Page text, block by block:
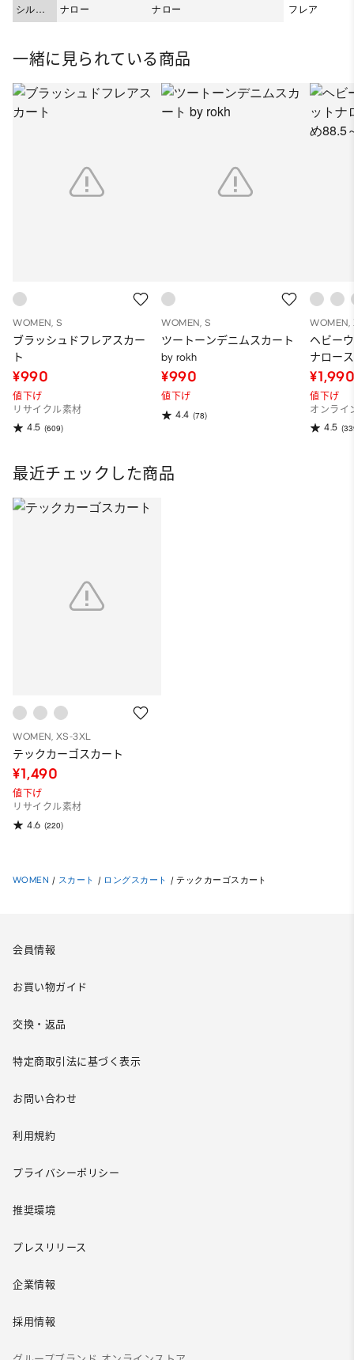
シルエ
ット
ナロー ナロー フレア
一緒に見られている商品
WOMEN, S
ブラッシュドフレアスカー
ト
¥990
値下げ
リサイクル素材
4.5 (609)
WOMEN, S
ツートーンデニムスカート
by rokh
¥990
値下げ
4.4 (78)
WOMEN,
ヘビー
ナロー
～
値下げ
オンライ
4.5
最近チェックした商品
WOMEN, XS-3XL
テックカーゴスカート
¥1,490
値下げ
リサイクル素材
4.6 (220)
WOMEN / スカート / ロングスカート / テックカーゴスカート
会員情報
お買い物ガイド
交換・返品
特定商取引法に基づく表示
お問い合わせ
利用規約
プライバシーポリシー
推奨環境
プレスリリース
企業情報
採用情報